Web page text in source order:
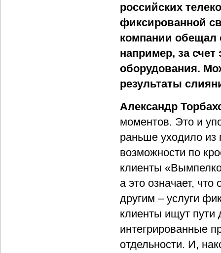
российских
фиксированной
компании обещал
например, за
оборудования.
результаты
Александр
моментов. Это и
раньше уходило из
возможности по
клиенты
а это означает,
другим – услуги
клиенты ищут
интегрированные
отдельности. И,